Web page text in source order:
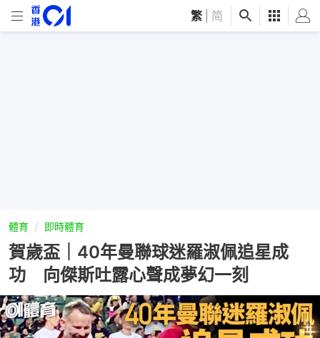
繁 简
體育 即時體育
賀歲盃｜40年曼聯球迷羅淑佩追星成
功 向傑斯吐露心聲成夢幻一刻